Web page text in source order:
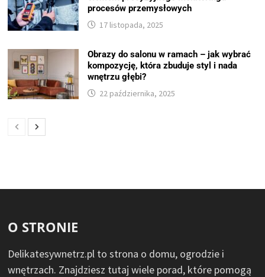
procesów przemysłowych
17 listopada, 2025
Obrazy do salonu w ramach – jak wybrać
kompozycję, która zbuduje styl i nada
wnętrzu głębi?
22 października, 2025
O STRONIE
Delikatesywnetrz.pl to strona o domu, ogrodzie i
wnętrzach. Znajdziesz tutaj wiele porad, które pomogą